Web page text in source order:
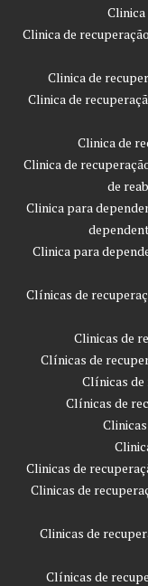
Clinica de
Clinica de
Clinica de
Clinica de
Clinica de
de
Clinica para
Clinica para
Clínicas de
Clinicas de
Clínicas de
Clínicas de
Clínicas de
Clinicas de
Clinicas de
Clinicas de
Clínicas de